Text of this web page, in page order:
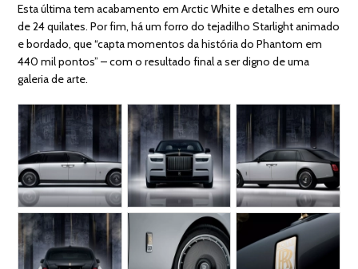
Esta última tem acabamento em Arctic White e detalhes em ouro
de 24 quilates. Por fim, há um forro do tejadilho Starlight animado
e bordado, que “capta momentos da história do Phantom em
440 mil pontos” – com o resultado final a ser digno de uma
galeria de arte.